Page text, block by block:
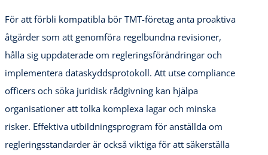
För att förbli kompatibla bör TMT-företag anta proaktiva
åtgärder som att genomföra regelbundna revisioner,
hålla sig uppdaterade om regleringsförändringar och
implementera dataskyddsprotokoll. Att utse compliance
officers och söka juridisk rådgivning kan hjälpa
organisationer att tolka komplexa lagar och minska
risker. Effektiva utbildningsprogram för anställda om
regleringsstandarder är också viktiga för att säkerställa